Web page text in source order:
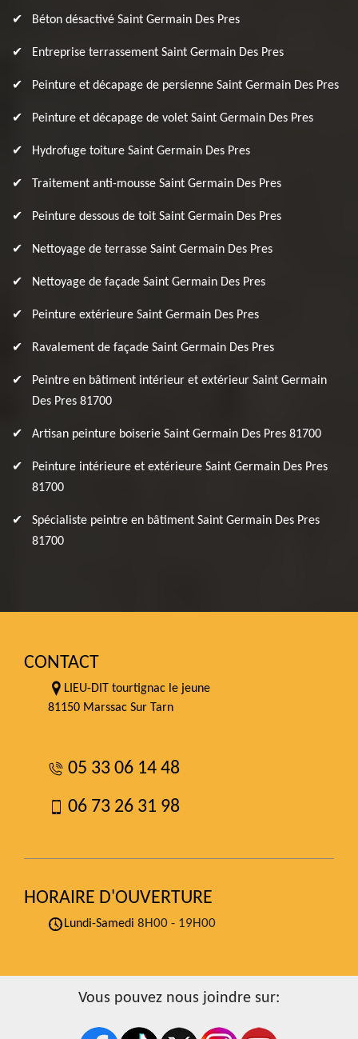
Béton désactivé Saint Germain Des Pres
Entreprise terrassement Saint Germain Des Pres
Peinture et décapage de persienne Saint Germain Des Pres
Peinture et décapage de volet Saint Germain Des Pres
Hydrofuge toiture Saint Germain Des Pres
Traitement anti-mousse Saint Germain Des Pres
Peinture dessous de toit Saint Germain Des Pres
Nettoyage de terrasse Saint Germain Des Pres
Nettoyage de façade Saint Germain Des Pres
Peinture extérieure Saint Germain Des Pres
Ravalement de façade Saint Germain Des Pres
Peintre en bâtiment intérieur et extérieur Saint Germain
Des Pres 81700
Artisan peinture boiserie Saint Germain Des Pres 81700
Peinture intérieure et extérieure Saint Germain Des Pres
81700
Spécialiste peintre en bâtiment Saint Germain Des Pres
81700
CONTACT
LIEU-DIT tourtignac le jeune
81150 Marssac Sur Tarn
05 33 06 14 48
06 73 26 31 98
HORAIRE D'OUVERTURE
Lundi-Samedi 8H00 - 19H00
Vous pouvez nous joindre sur: